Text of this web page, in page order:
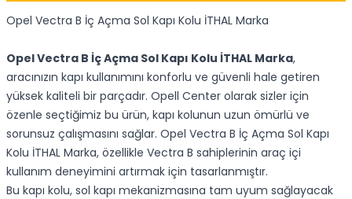
Opel Vectra B İç Açma Sol Kapı Kolu İTHAL Marka
Opel Vectra B İç Açma Sol Kapı Kolu İTHAL Marka,
aracınızın kapı kullanımını konforlu ve güvenli hale getiren
yüksek kaliteli bir parçadır. Opell Center olarak sizler için
özenle seçtiğimiz bu ürün, kapı kolunun uzun ömürlü ve
sorunsuz çalışmasını sağlar. Opel Vectra B İç Açma Sol Kapı
Kolu İTHAL Marka, özellikle Vectra B sahiplerinin araç içi
kullanım deneyimini artırmak için tasarlanmıştır.
Bu kapı kolu, sol kapı mekanizmasına tam uyum sağlayacak